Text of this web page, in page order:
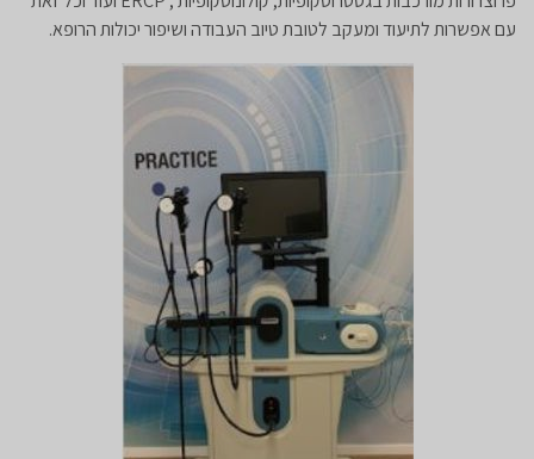
עם אפשרות לתיעוד ומעקב לטובת טיוב העבודה ושיפור יכולות הרופא.